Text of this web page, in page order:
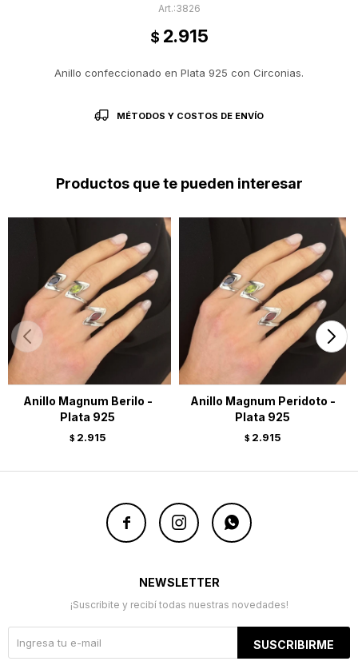
3826
$ 2.915
Anillo confeccionado en Plata 925 con Circonias.
MÉTODOS Y COSTOS DE ENVÍO
Productos que te pueden interesar
Anillo Magnum Berilo -
Plata 925
$ 2.915
Anillo Magnum Peridoto -
Plata 925
$ 2.915
  
NEWSLETTER
¡Suscribite y recibí todas nuestras novedades!
SUSCRIBIRME